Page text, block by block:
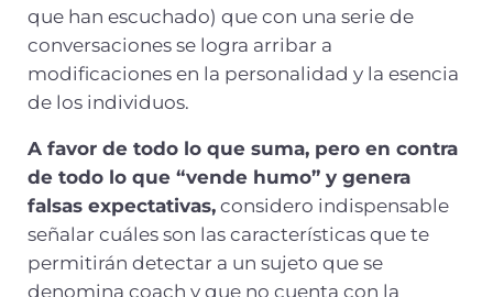
que han escuchado) que con una serie de
conversaciones se logra arribar a
modificaciones en la personalidad y la esencia
de los individuos.
A favor de todo lo que suma, pero en contra
de todo lo que “vende humo” y genera
falsas expectativas,considero indispensable
señalar cuáles son las características que te
permitirán detectar a un sujeto que se
denomina coach y que no cuenta con la